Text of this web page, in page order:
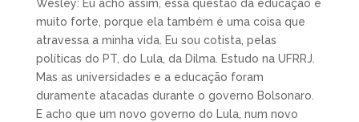
Wesley: Eu acho assim, essa questão da educação é
muito forte, porque ela também é uma coisa que
atravessa a minha vida. Eu sou cotista, pelas
políticas do PT, do Lula, da Dilma. Estudo na UFRRJ.
Mas as universidades e a educação foram
duramente atacadas durante o governo Bolsonaro.
E acho que um novo governo do Lula, num novo